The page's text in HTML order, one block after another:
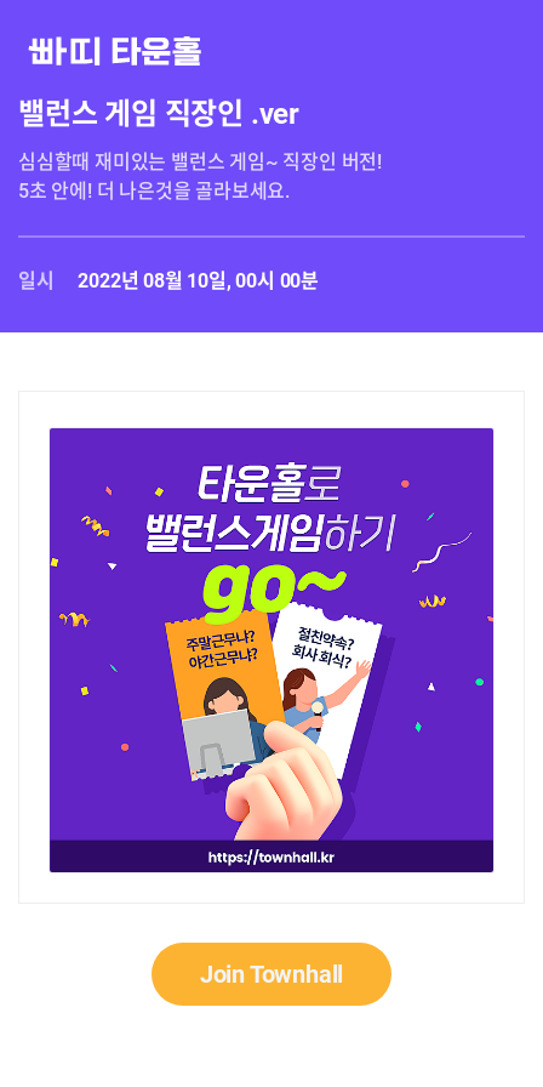
밸런스 게임 직장인 .ver
심심할때 재미있는 밸런스 게임~ 직장인 버전!
일시 2022년 08월 10일, 00시 00분
Join Townhall